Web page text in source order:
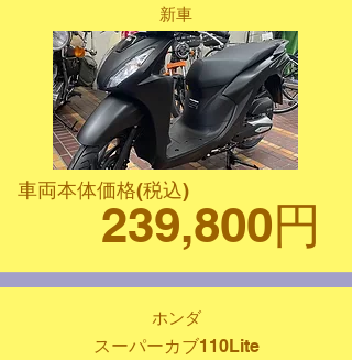
新車
239,800円
車両本体価格(税込)
ホンダ
スーパーカブ110Lite